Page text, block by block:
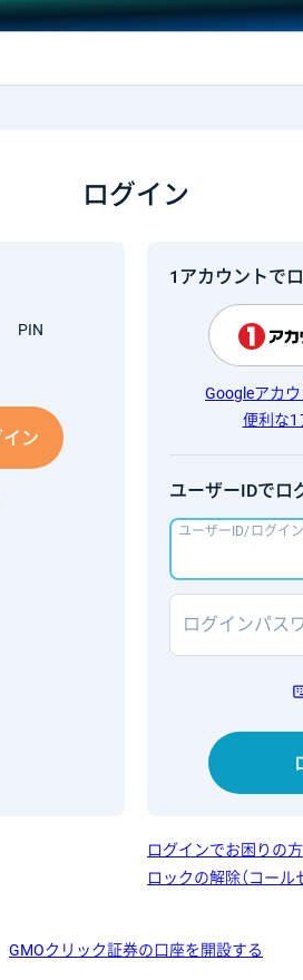
ログイン
PIN
ン
1アカウントで
Googleアカ
便利な1
ユーザーIDでロ
ユーザーID/ログイ
ログインパス
ログインでお困りの方
ロックの解除（コール
GMOクリック証券の口座を開設する